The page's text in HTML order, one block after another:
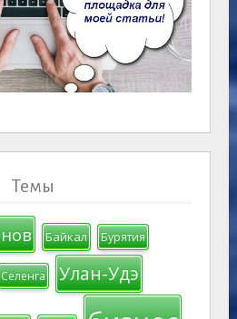
Темы
Байкал Бурятия
Селенга Улан-Удэ